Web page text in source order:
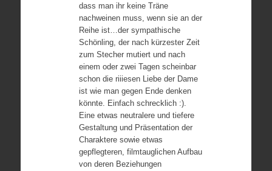
dass man ihr keine Träne
nachweinen muss, wenn sie an der
Reihe ist…der sympathische
Schönling, der nach kürzester Zeit
zum Stecher mutiert und nach
einem oder zwei Tagen scheinbar
schon die riiiesen Liebe der Dame
ist wie man gegen Ende denken
könnte. Einfach schrecklich :).
Eine etwas neutralere und tiefere
Gestaltung und Präsentation der
Charaktere sowie etwas
gepflegteren, filmtauglichen Aufbau
von deren Beziehungen